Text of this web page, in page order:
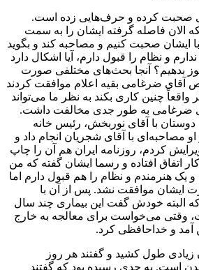
صحبت کرده و حرف‏‌هایی زده است.
الان فاصله گرفته ایشان را به سمت
ایشان صحبت کنیم و مصاحبه کند و بگوید
و نظام را قبول دارم، آیا اشکال دارد
بدهیم؟ آنجا بحث‏‌های مختلفی صورت
آقای ضرغامی بقیه اعلام موافقت کردند
واقعاً چنین کاری بکند به نظر ما می‏‌تواند
ضرغامی به طور جدی مخالفت داشت.
با آقای نوربخش، رئیس خانه
با آقای شجریان انجام داد و
کردم، روزنامه ایران هم آن را چاپ
اتفاق افتاده و رسما ایشان گفته که من
یک هنرمندم و نظام را هم قبول دارم اما
ایشان موافقت نشد. پس از آن با
البته خودش گفت این بیماری چند سال
وقتی می‏‌خواست برای معالجه به خارج
آمد و خداحافظی کرد.
طول کشید و گفتند هر روز
است. به حدی رسیده بود که گفتند